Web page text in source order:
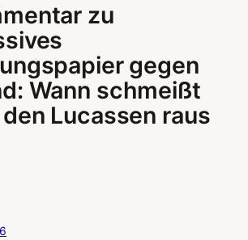
zu
gegen
Wann schmeißt
Lucassen raus